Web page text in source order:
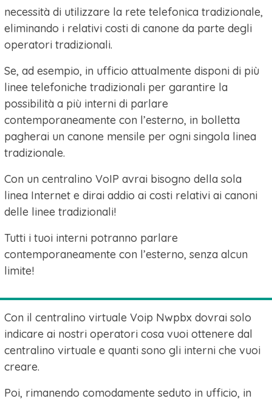
necessità di utilizzare la rete telefonica tradizionale,
eliminando i relativi costi di canone da parte degli
operatori tradizionali.
Se, ad esempio, in ufficio attualmente disponi di più
linee telefoniche tradizionali per garantire la
possibilità a più interni di parlare
contemporaneamente con l’esterno, in bolletta
pagherai un canone mensile per ogni singola linea
tradizionale.
Con un centralino VoIP avrai bisogno della sola
linea Internet e dirai addio ai costi relativi ai canoni
delle linee tradizionali!
Tutti i tuoi interni potranno parlare
contemporaneamente con l’esterno, senza alcun
limite!
Con il centralino virtuale Voip Nwpbx dovrai solo
indicare ai nostri operatori cosa vuoi ottenere dal
centralino virtuale e quanti sono gli interni che vuoi
creare.
Poi, rimanendo comodamente seduto in ufficio, in